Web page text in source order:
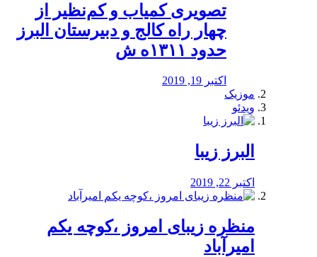
️تصویری کمیاب و کم‌نظیر از
چهار راه كالج و دبيرستان البرز
حدود ۱۳۱۱ه ش
اکتبر 19, 2019
موزیک
ویدئو
البرز زیبا
اکتبر 22, 2019
منظره‌‌ زیبای امروز ،کوچه یکم
امیرآباد